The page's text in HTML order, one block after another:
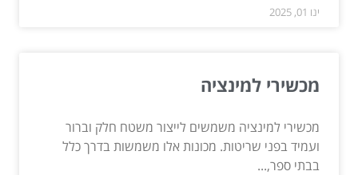
ינו 01, 2025
מכשירי למינציה
מכשירי למינציה משמשים לייצור משטח חלק וברור
ועמיד בפני שריטות. מכונות אלו משמשות בדרך כלל
בבתי ספר,...